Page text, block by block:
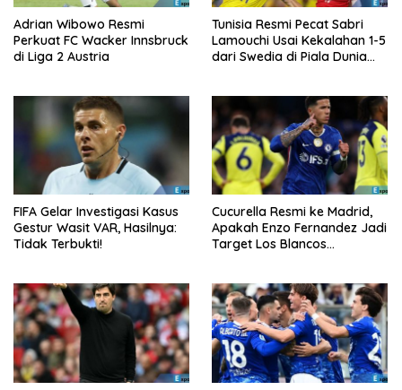
Adrian Wibowo Resmi
Perkuat FC Wacker Innsbruck
di Liga 2 Austria
Tunisia Resmi Pecat Sabri
Lamouchi Usai Kekalahan 1-5
dari Swedia di Piala Dunia
FIFA Gelar Investigasi Kasus
Gestur Wasit VAR, Hasilnya:
Tidak Terbukti!
Cucurella Resmi ke Madrid,
Apakah Enzo Fernandez Jadi
Target Los Blancos